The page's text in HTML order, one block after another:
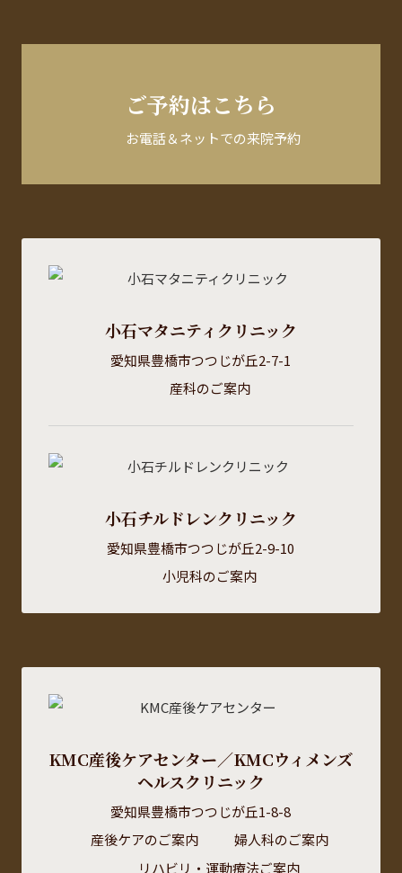
ご予約はこちら
お電話＆ネットでの来院予約
小石マタニティクリニック
愛知県豊橋市つつじが丘2-7-1
産科のご案内
小石チルドレンクリニック
愛知県豊橋市つつじが丘2-9-10
小児科のご案内
KMC産後ケアセンター／KMCウィメンズ
ヘルスクリニック
愛知県豊橋市つつじが丘1-8-8
産後ケアのご案内
婦人科のご案内
リハビリ・運動療法ご案内